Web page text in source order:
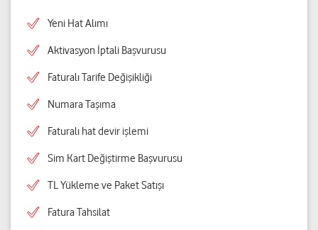
Yeni Hat Alımı
Aktivasyon İptali Başvurusu
Faturalı Tarife Değişikliği
Numara Taşıma
Faturalı hat devir işlemi
Sim Kart Değiştirme Başvurusu
TL Yükleme ve Paket Satışı
Fatura Tahsilat